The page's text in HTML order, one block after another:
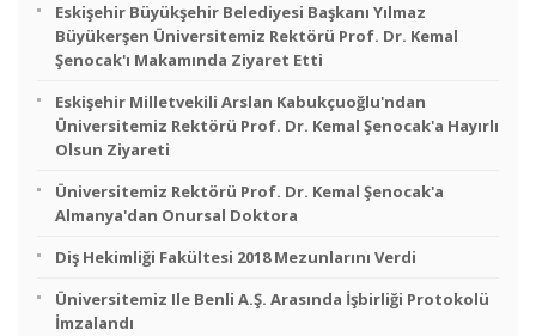
Eskişehir Büyükşehir Belediyesi Başkanı Yılmaz
Büyükerşen Üniversitemiz Rektörü Prof. Dr. Kemal
Şenocak'ı Makamında Ziyaret Etti
Eskişehir Milletvekili Arslan Kabukçuoğlu'ndan
Üniversitemiz Rektörü Prof. Dr. Kemal Şenocak'a Hayırlı
Olsun Ziyareti
Üniversitemiz Rektörü Prof. Dr. Kemal Şenocak'a
Almanya'dan Onursal Doktora
Diş Hekimliği Fakültesi 2018 Mezunlarını Verdi
Üniversitemiz Ile Benli A.Ş. Arasında İşbirliği Protokolü
İmzalandı